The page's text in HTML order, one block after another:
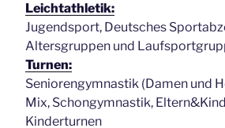
Leichtathletik:
Jugendsport, Deutsches
Altersgruppen und
Turnen:
Seniorengymnastik (Damen und
Mix, Schongymnastik,
Kinderturnen